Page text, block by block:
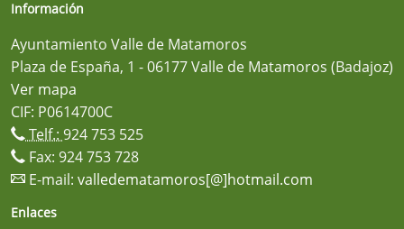
Información
Ayuntamiento Valle de Matamoros
Plaza de España, 1 - 06177 Valle de Matamoros (Badajoz)
Ver mapa
CIF: P0614700C
Telf.: 924 753 525
Fax: 924 753 728
E-mail: valledematamoros[@]hotmail.com
Enlaces